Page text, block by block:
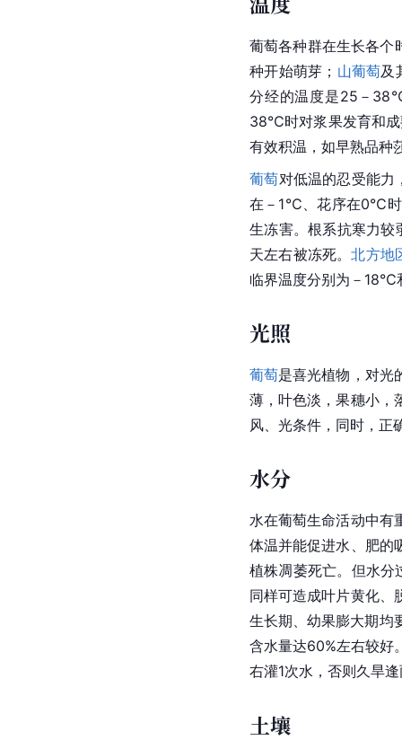
葡萄各种群在生长各
种开始萌芽； 山葡萄及
分经的温度是25－
38℃时对浆果发育和成
有效积温，如早熟品
葡萄对低温的忍受能
在－1℃、花序在0℃时
生冻害。根系抗寒力较
天左右被冻死。北方地
临界温度分别为－18℃
光照
葡萄是喜光植物，对光
薄，叶色淡，果穗小，
风、光条件，同时，正
水分
水在葡萄生命活动中有
体温并能促进水、肥的
植株凋萎死亡。但水分
同样可造成叶片黄化、
生长期、幼果膨大期均
含水量达60%左右较好
右灌1次水，否则久旱
土壤